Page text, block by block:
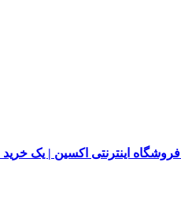
فروشگاه اینترنتی اکسین | یک